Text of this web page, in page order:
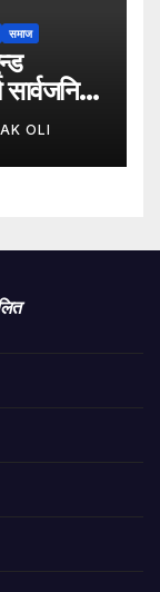
समाज
सार्वजनिक
OLI